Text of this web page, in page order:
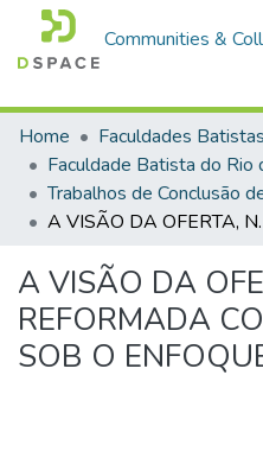
Communities &
Home
Faculdades Batistas
A VISÃO DA OFERTA,
A VISÃO DA
REFORMADA
SOB O